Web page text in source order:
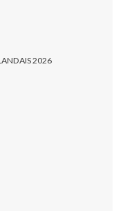
2026